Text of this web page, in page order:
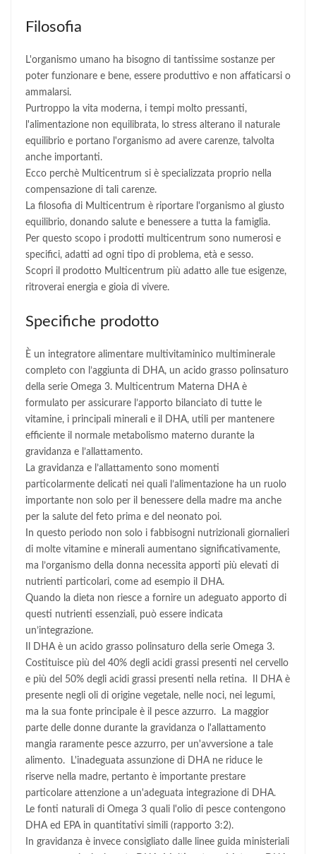
Filosofia
L'organismo umano ha bisogno di tantissime sostanze per
poter funzionare e bene, essere produttivo e non affaticarsi o
ammalarsi.
Purtroppo la vita moderna, i tempi molto pressanti,
l'alimentazione non equilibrata, lo stress alterano il naturale
equilibrio e portano l'organismo ad avere carenze, talvolta
anche importanti.
Ecco perchè Multicentrum si è specializzata proprio nella
compensazione di tali carenze.
La filosofia di Multicentrum è riportare l'organismo al giusto
equilibrio, donando salute e benessere a tutta la famiglia.
Per questo scopo i prodotti multicentrum sono numerosi e
specifici, adatti ad ogni tipo di problema, età e sesso.
Scopri il prodotto Multicentrum più adatto alle tue esigenze,
ritroverai energia e gioia di vivere.
Specifiche prodotto
È un integratore alimentare multivitaminico multiminerale
completo con l’aggiunta di DHA, un acido grasso polinsaturo
della serie Omega 3. Multicentrum Materna DHA è
formulato per assicurare l’apporto bilanciato di tutte le
vitamine, i principali minerali e il DHA, utili per mantenere
efficiente il normale metabolismo materno durante la
gravidanza e l’allattamento.
La gravidanza e l’allattamento sono momenti
particolarmente delicati nei quali l’alimentazione ha un ruolo
importante non solo per il benessere della madre ma anche
per la salute del feto prima e del neonato poi.
In questo periodo non solo i fabbisogni nutrizionali giornalieri
di molte vitamine e minerali aumentano significativamente,
ma l’organismo della donna necessita apporti più elevati di
nutrienti particolari, come ad esempio il DHA.
Quando la dieta non riesce a fornire un adeguato apporto di
questi nutrienti essenziali, può essere indicata
un’integrazione.
Il DHA è un acido grasso polinsaturo della serie Omega 3.
Costituisce più del 40% degli acidi grassi presenti nel cervello
e più del 50% degli acidi grassi presenti nella retina. Il DHA è
presente negli oli di origine vegetale, nelle noci, nei legumi,
ma la sua fonte principale è il pesce azzurro. La maggior
parte delle donne durante la gravidanza o l'allattamento
mangia raramente pesce azzurro, per un'avversione a tale
alimento. L'inadeguata assunzione di DHA ne riduce le
riserve nella madre, pertanto è importante prestare
particolare attenzione a un'adeguata integrazione di DHA.
Le fonti naturali di Omega 3 quali l'olio di pesce contengono
DHA ed EPA in quantitativi simili (rapporto 3:2).
In gravidanza è invece consigliato dalle linee guida ministeriali